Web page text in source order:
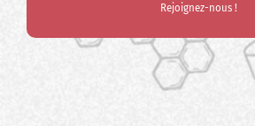
Rejoignez-nous !